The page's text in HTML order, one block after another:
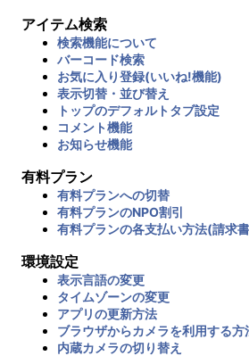
アイテム検索
検索機能について
バーコード検索
お気に入り登録(いいね!機能)
表示切替・並び替え
トップのデフォルトタブ設定
コメント機能
お知らせ機能
有料プラン
有料プランへの切替
有料プランのNPO割引
有料プランの各支払い方法(請求
環境設定
表示言語の変更
タイムゾーンの変更
アプリの更新方法
ブラウザからカメラを利用する方
内蔵カメラの切り替え